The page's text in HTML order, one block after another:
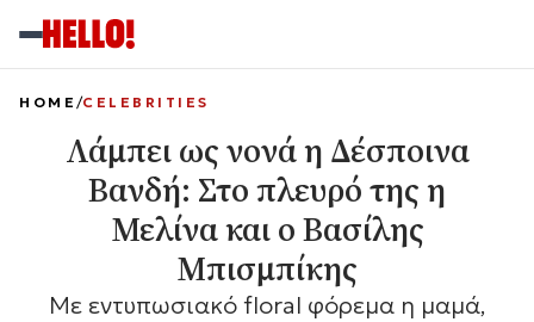
HOME CELEBRITIES
Λάμπει ως νονά η Δέσποινα
Βανδή: Στο πλευρό της η
Μελίνα και ο Βασίλης
Μπισμπίκης
Με εντυπωσιακό floral φόρεμα η μαμά,